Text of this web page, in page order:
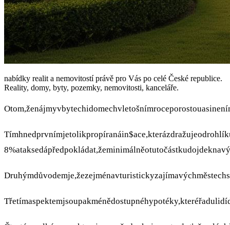
nabídky realit a nemovitostí právě pro Vás po celé České republice.
Reality, domy, byty, pozemky, nemovitosti, kanceláře.